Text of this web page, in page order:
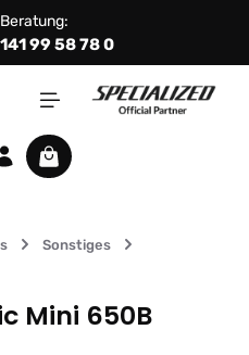
Beratung:
99 58 78 0
Warenkorb enthält 0
Sonstiges
Mini 650B